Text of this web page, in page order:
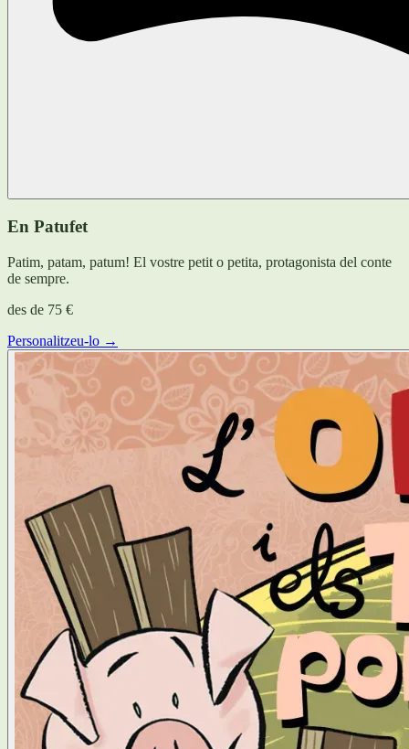
En Patufet
Patim, patam, patum! El vostre petit o petita, protagonista del conte
de sempre.
des de 75 €
Personalitzeu-lo →